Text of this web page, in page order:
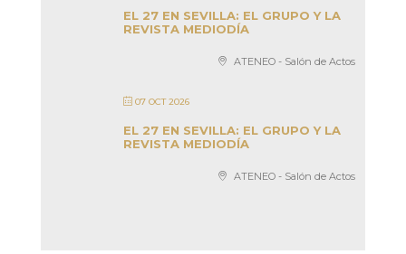
EL 27 EN SEVILLA: EL GRUPO Y LA
REVISTA MEDIODÍA
ATENEO - Salón de Actos
07 OCT 2026
EL 27 EN SEVILLA: EL GRUPO Y LA
REVISTA MEDIODÍA
ATENEO - Salón de Actos